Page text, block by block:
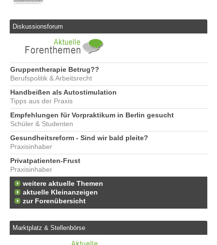
Diskussionsforum
Gruppentherapie Betrug??
Berufspolitik & Arbeitsrecht
Handbeißen als Autostimulation
Tipps aus der Praxis
Empfehlungen für Vorpraktikum in Berlin gesucht
Schüler & Studenten
Gesundheitsreform - Sind wir bald pleite?
Praxisinhaber
Privatpatienten-Frust
Praxisinhaber
weitere aktuelle Themen
aktuelle Kleinanzeigen
zur Forenübersicht
Marktplatz & Stellenbörse